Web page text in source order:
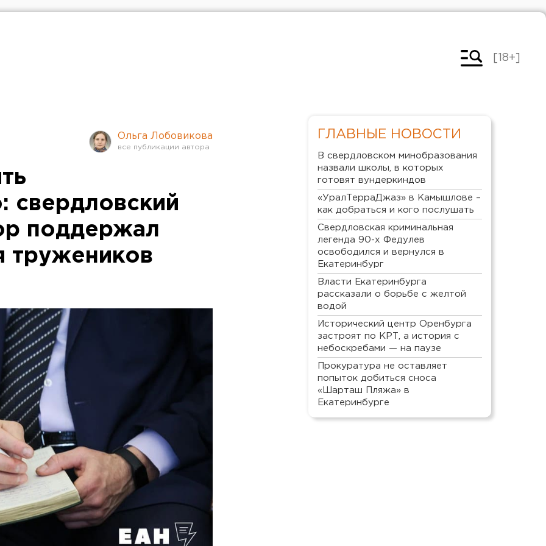
[18+]
Ольга Лобовикова
свердловский
поддержал
тружеников
ГЛАВНЫЕ НОВОСТИ
В свердловском минобразования
назвали школы, в которых
готовят вундеркиндов
«УралТерраДжаз» в Камышлове –
как добраться и кого послушать
Свердловская криминальная
легенда 90-х Федулев
освободился и вернулся в
Екатеринбург
Власти Екатеринбурга
рассказали о борьбе с желтой
водой
Исторический центр Оренбурга
застроят по КРТ, а история с
небоскребами — на паузе
Прокуратура не оставляет
попыток добиться сноса
«Шарташ Пляжа» в
Екатеринбурге